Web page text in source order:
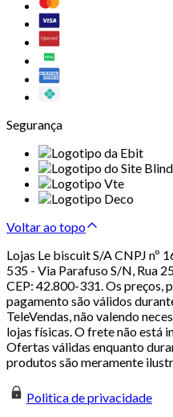
Segurança
Voltar ao topo
Lojas Le biscuit S/A CNPJ nº
535 - Via Parafuso S/N, Rua
CEP: 42.800-331. Os preços,
pagamento são válidos
TeleVendas, não valendo
lojas físicas. O frete não está
Ofertas válidas enquanto
produtos são meramente
Politica de privacidade